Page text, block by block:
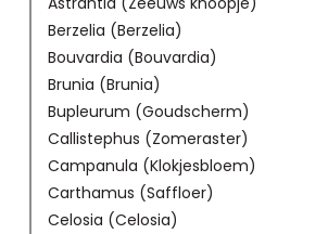
Berzelia (Berzelia)
Bouvardia (Bouvardia)
Brunia (Brunia)
Bupleurum (Goudscherm)
Callistephus (Zomeraster)
Campanula (Klokjesbloem)
Carthamus (Saffloer)
Celosia (Celosia)